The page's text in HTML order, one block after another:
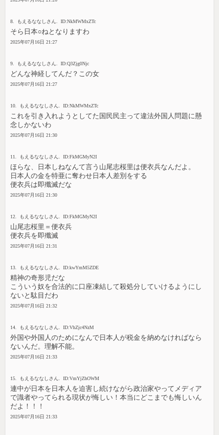
8. もえるななしさん. ID:NkMWMxZTc
そら日本○ねとなりますわ
2025年07月16日 21:27
9. もえるななしさん. ID:Q3Zjg0Njc
どんな神経してんだ？この女
2025年07月16日 21:27
10. もえるななしさん. ID:NkMWMxZTc
これを引き入れようとしてた国民民主って違法外国人問題に懸
念しかないわ
2025年07月16日 21:30
11. もえるななしさん. ID:FkMGMyN2I
ほらな、日本しねなんて言う山尾志桜里は便衣兵なんだよ。
日本人の金を特亜に奪わせ日本人差別をする
便衣兵は即殲滅だな
2025年07月16日 21:30
12. もえるななしさん. ID:FkMGMyN2I
山尾志桜里＝便衣兵
便衣兵を即殲滅
2025年07月16日 21:31
13. もえるななしさん. ID:kwYmM5ZDE
精神の奇形児だな
こういう奴を合法的に口座凍結して殺処分していけるようにし
ないと駄目だわ
2025年07月16日 21:32
14. もえるななしさん. ID:VhZjc4NzM
外国や外国人のためになんで日本人が税金を納めなければなら
ないんだ。理解不能。
2025年07月16日 21:33
15. もえるななしさん. ID:VmYjZhOWM
連中が日本を日本人を迫害し続けながら政治家やってメディア
で識者やってられる現状が悔しい！本当にどこまでも悔しいん
だよ！！！
2025年07月16日 21:33